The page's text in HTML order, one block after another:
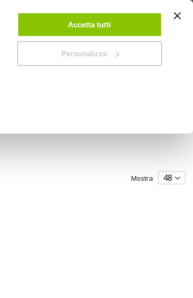
Accetta tutti
Personalizza
CONTATTACI NEGOZI IL MIO NEGOZIO
Mostra